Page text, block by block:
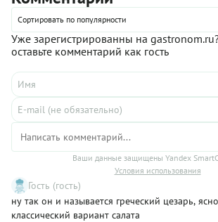
Сортировать по популярности
Уже зарегистрированны на
оставьте комментарий как гость
Ваши данные защищены Yandex
Условия использования
Гость (гость)
ну так он и называется греческий цезарь,
классический вариант салата